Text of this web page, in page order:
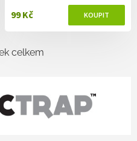
99 Kč
O
á
d
a
celkem